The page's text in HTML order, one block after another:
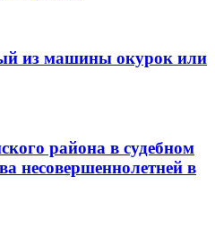
из машины окурок или
района в судебном
несовершеннолетней в